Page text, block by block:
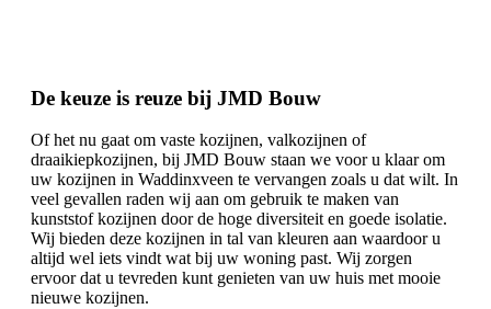
De keuze is reuze bij JMD Bouw
Of het nu gaat om vaste kozijnen, valkozijnen of
draaikiepkozijnen, bij JMD Bouw staan we voor u klaar om
uw kozijnen in Waddinxveen te vervangen zoals u dat wilt. In
veel gevallen raden wij aan om gebruik te maken van
kunststof kozijnen door de hoge diversiteit en goede isolatie.
Wij bieden deze kozijnen in tal van kleuren aan waardoor u
altijd wel iets vindt wat bij uw woning past. Wij zorgen
ervoor dat u tevreden kunt genieten van uw huis met mooie
nieuwe kozijnen.